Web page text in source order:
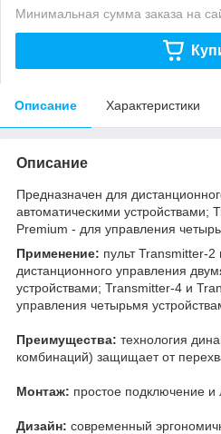
Минимальная сумма заказа на
Описание Характеристики
Описание
Предназначен для
автоматическими устройствами;
Premium - для управления
Применение: пульт Transmitter-
дистанционного управления
устройствами; Transmitter-4 и
управления четырьмя
Преимущества: технология
комбинаций) защищает от
Монтаж: простое подключение и
Дизайн: современный